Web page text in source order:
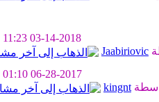
03-14-2018
11:23 AM
Jaabiriovic
06-28-2017
01:10 AM
kingnt